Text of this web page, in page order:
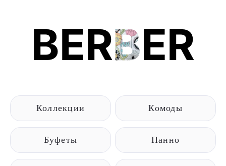
BERBER
Коллекции Комоды
Буфеты Панно